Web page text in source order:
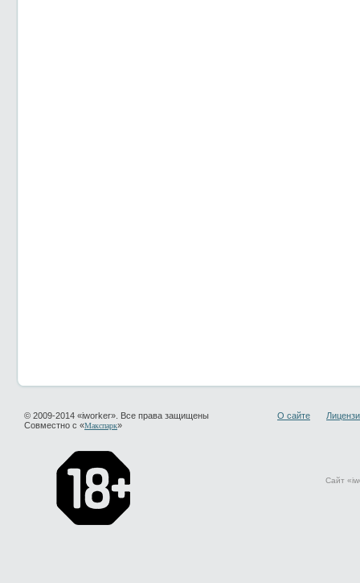
© 2009-2014 «iworker». Все права защищены
Совместно с «Макспарк»
О сайте
Сайт